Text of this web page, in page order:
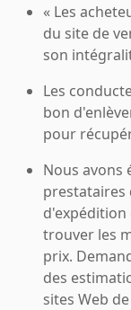
« Les
du site de
son
Les
bon
pour
Nous avons
prestataires
d'expédition
trouver les
prix.
des
sites Web